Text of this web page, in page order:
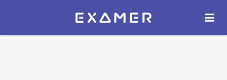
Экзамер — ЕГЭ 2027
ОТКРЫТЬ